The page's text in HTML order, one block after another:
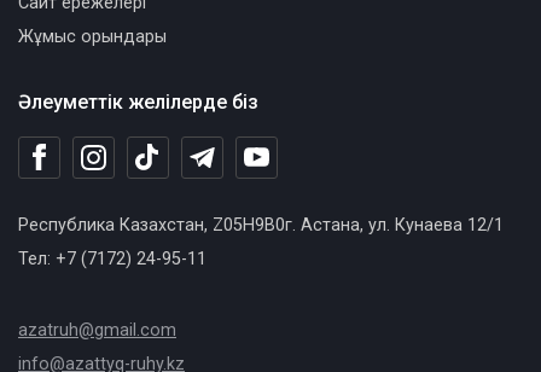
Әлеуметтік желілерде біз
Республика Казахстан, Z05H9B0г. Астана, ул. Кунаева 12/1
Тел: +7 (7172) 24-95-11
azatruh@gmail.com
info@azattyq-ruhy.kz
Жұмыс орындары